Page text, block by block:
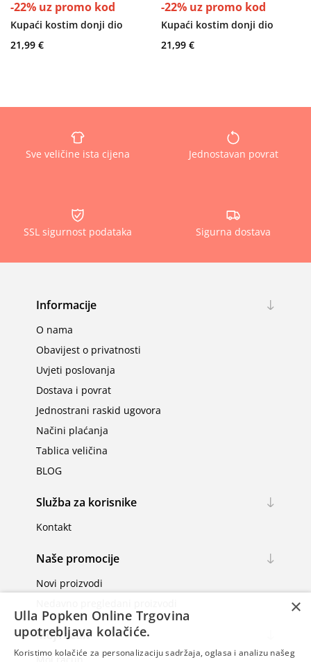
-22% uz promo kod
Kupaći kostim donji dio
21,99 €
-22% uz promo kod
Kupaći kostim donji dio
21,99 €
Sve veličine ista cijena Jednostavan povrat
SSL sigurnost podataka Sigurna dostava
Informacije
O nama
Obavijest o privatnosti
Uvjeti poslovanja
Dostava i povrat
Jednostrani raskid ugovora
Načini plaćanja
Tablica veličina
BLOG
Služba za korisnike
Kontakt
Naše promocije
Novi proizvodi
Moj račun
Moj račun
×
Ulla Popken Online Trgovina
upotrebljava kolačiće.
Koristimo kolačiće za personalizaciju sadržaja, oglasa i analizu našeg